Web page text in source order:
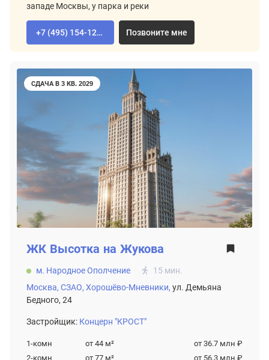
западе Москвы, у парка и реки
+7 (495) 154-12-80 Позвоните мне
СДАЧА В 3 КВ. 2029
ЖК Высотка на Жукова
м. Народное Ополчение
15 мин.
Москва, СЗАО, Хорошёво-Мневники, ул. Демьяна
Бедного, 24
Застройщик: Концерн "КРОСТ"
1-комн от 44 м²
от 36.7 млн ₽
2-комн
от 77 м²
от 56.3 млн ₽